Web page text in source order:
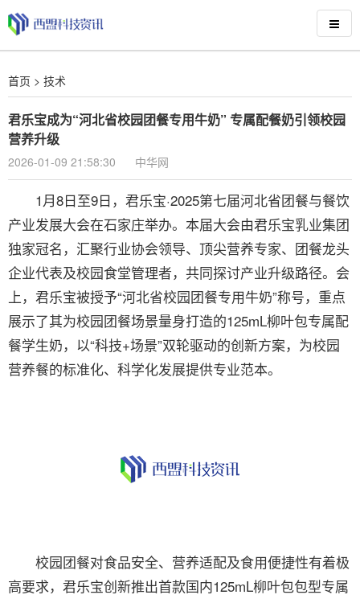
首页 > 技术
君乐宝成为“河北省校园团餐专用牛奶” 专属配餐奶引领校园
营养升级
2026-01-09 21:58:30 中华网
1月8日至9日，君乐宝·2025第七届河北省团餐与餐饮
产业发展大会在石家庄举办。本届大会由君乐宝乳业集团
独家冠名，汇聚行业协会领导、顶尖营养专家、团餐龙头
企业代表及校园食堂管理者，共同探讨产业升级路径。会
上，君乐宝被授予“河北省校园团餐专用牛奶”称号，重点
展示了其为校园团餐场景量身打造的125mL柳叶包专属配
餐学生奶，以“科技+场景”双轮驱动的创新方案，为校园
营养餐的标准化、科学化发展提供专业范本。
校园团餐对食品安全、营养适配及食用便捷性有着极
高要求，君乐宝创新推出首款国内125mL柳叶包包型专属